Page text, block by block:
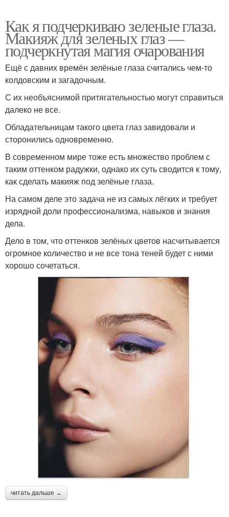
Как я подчеркиваю зеленые глаза.
Макияж для зеленых глаз —
подчеркнутая магия очарования
Ещё с давних времён зелёные глаза считались чем-то
колдовским и загадочным.
С их необъяснимой притягательностью могут справиться
далеко не все.
Обладательницам такого цвета глаз завидовали и
сторонились одновременно.
В современном мире тоже есть множество проблем с
таким оттенком радужки, однако их суть сводится к тому,
как сделать макияж под зелёные глаза.
На самом деле это задача не из самых лёгких и требует
изрядной доли профессионализма, навыков и знания
дела.
Дело в том, что оттенков зелёных цветов насчитывается
огромное количество и не все тона теней будет с ними
хорошо сочетаться.
читать дальше →